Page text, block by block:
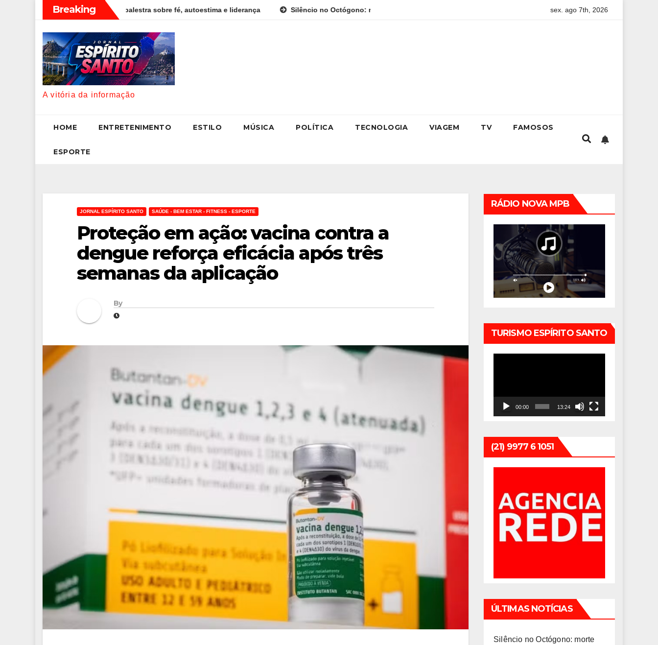
Breaking
com palestra sobre fé, autoestima e liderança Silêncio no Octógono: morte de Allan “Puro Osso” interrompe trajetória de destaque no MMA aos 34 anos Da excelência
sex. ago 7th, 2026
A vitória da informação
HOME ENTRETENIMENTO ESTILO MÚSICA POLÍTICA TECNOLOGIA VIAGEM TV FAMOSOS
ESPORTE
JORNAL ESPÍRITO SANTO SAÚDE - BEM ESTAR - FITNESS - ESPORTE
Proteção em ação: vacina contra a
dengue reforça eficácia após três
semanas da aplicação
By
RÁDIO NOVA MPB
TURISMO ESPÍRITO SANTO
00:00 13:24
(21) 9977 6 1051
ÚLTIMAS NOTÍCIAS
Silêncio no Octógono: morte